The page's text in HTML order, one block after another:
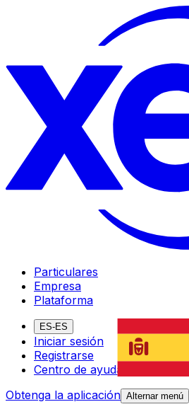
Particulares
Empresa
Plataforma
ES-ES
Iniciar sesión
Registrarse
Centro de ayuda
Obtenga la aplicación Alternar menú